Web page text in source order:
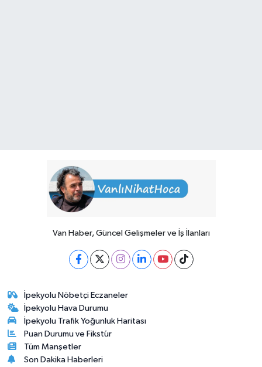
Van Haber, Güncel Gelişmeler ve İş İlanları
İpekyolu Nöbetçi Eczaneler
İpekyolu Hava Durumu
İpekyolu Trafik Yoğunluk Haritası
Puan Durumu ve Fikstür
Tüm Manşetler
Son Dakika Haberleri